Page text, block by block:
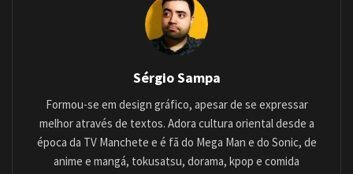
Sérgio Sampa
Formou-se em design gráfico, apesar de se expressar
melhor através de textos. Adora cultura oriental desde a
época da TV Manchete e é fã do Mega Man e do Sonic, de
anime e mangá, tokusatsu, dorama, kpop e comida